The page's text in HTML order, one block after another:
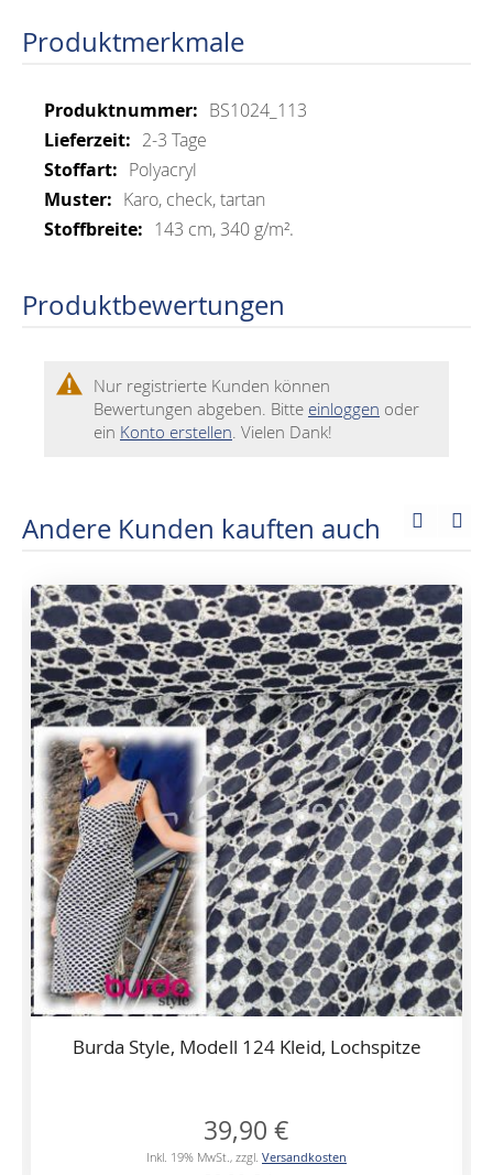
Produktmerkmale
Mehr
Informationen
BS1024_113
2-3 Tage
Polyacryl
Karo, check, tartan
143 cm, 340 g/m².
Produktbewertungen
Nur registrierte Kunden können
Bewertungen abgeben. Bitte einloggen oder
ein Konto erstellen. Vielen Dank!
Andere Kunden kauften auch
Burda Style, Modell 124 Kleid, Lochspitze
39,90 €
Inkl. 19% MwSt., zzgl. Versandkosten